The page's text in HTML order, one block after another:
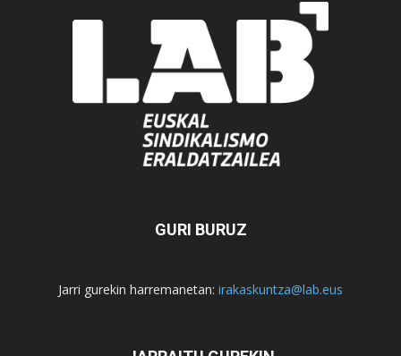
GURI BURUZ
Jarri gurekin harremanetan: irakaskuntza@lab.eus